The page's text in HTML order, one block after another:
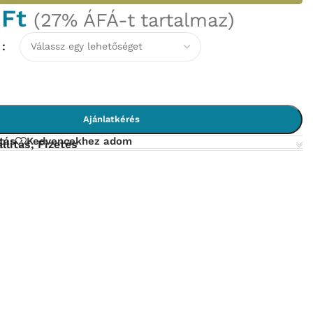
Ft (27% ÁFÁ-t tartalmaz)
Ajánlatkérés
Kedvencekhez adom
Fizetés